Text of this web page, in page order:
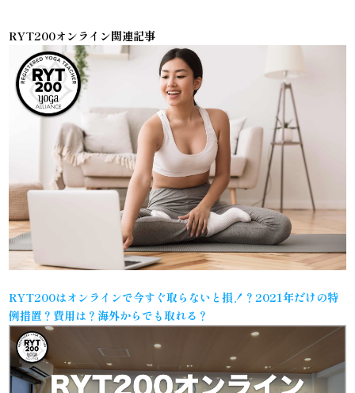
RYT200オンライン関連記事
RYT200はオンラインで今すぐ取らないと損！？2021年だけの特
例措置？費用は？海外からでも取れる？